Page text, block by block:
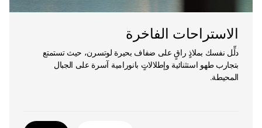
الاستراحات الفاخرة
دلِّل نفسك بملاذٍ راقٍ على ضفاف بحيرة لوتسرن، حيث تستمتع
بتجارب طهو استثنائية وإطلالاتٍ بانورامية آسرة على الجبال
المحيطة.